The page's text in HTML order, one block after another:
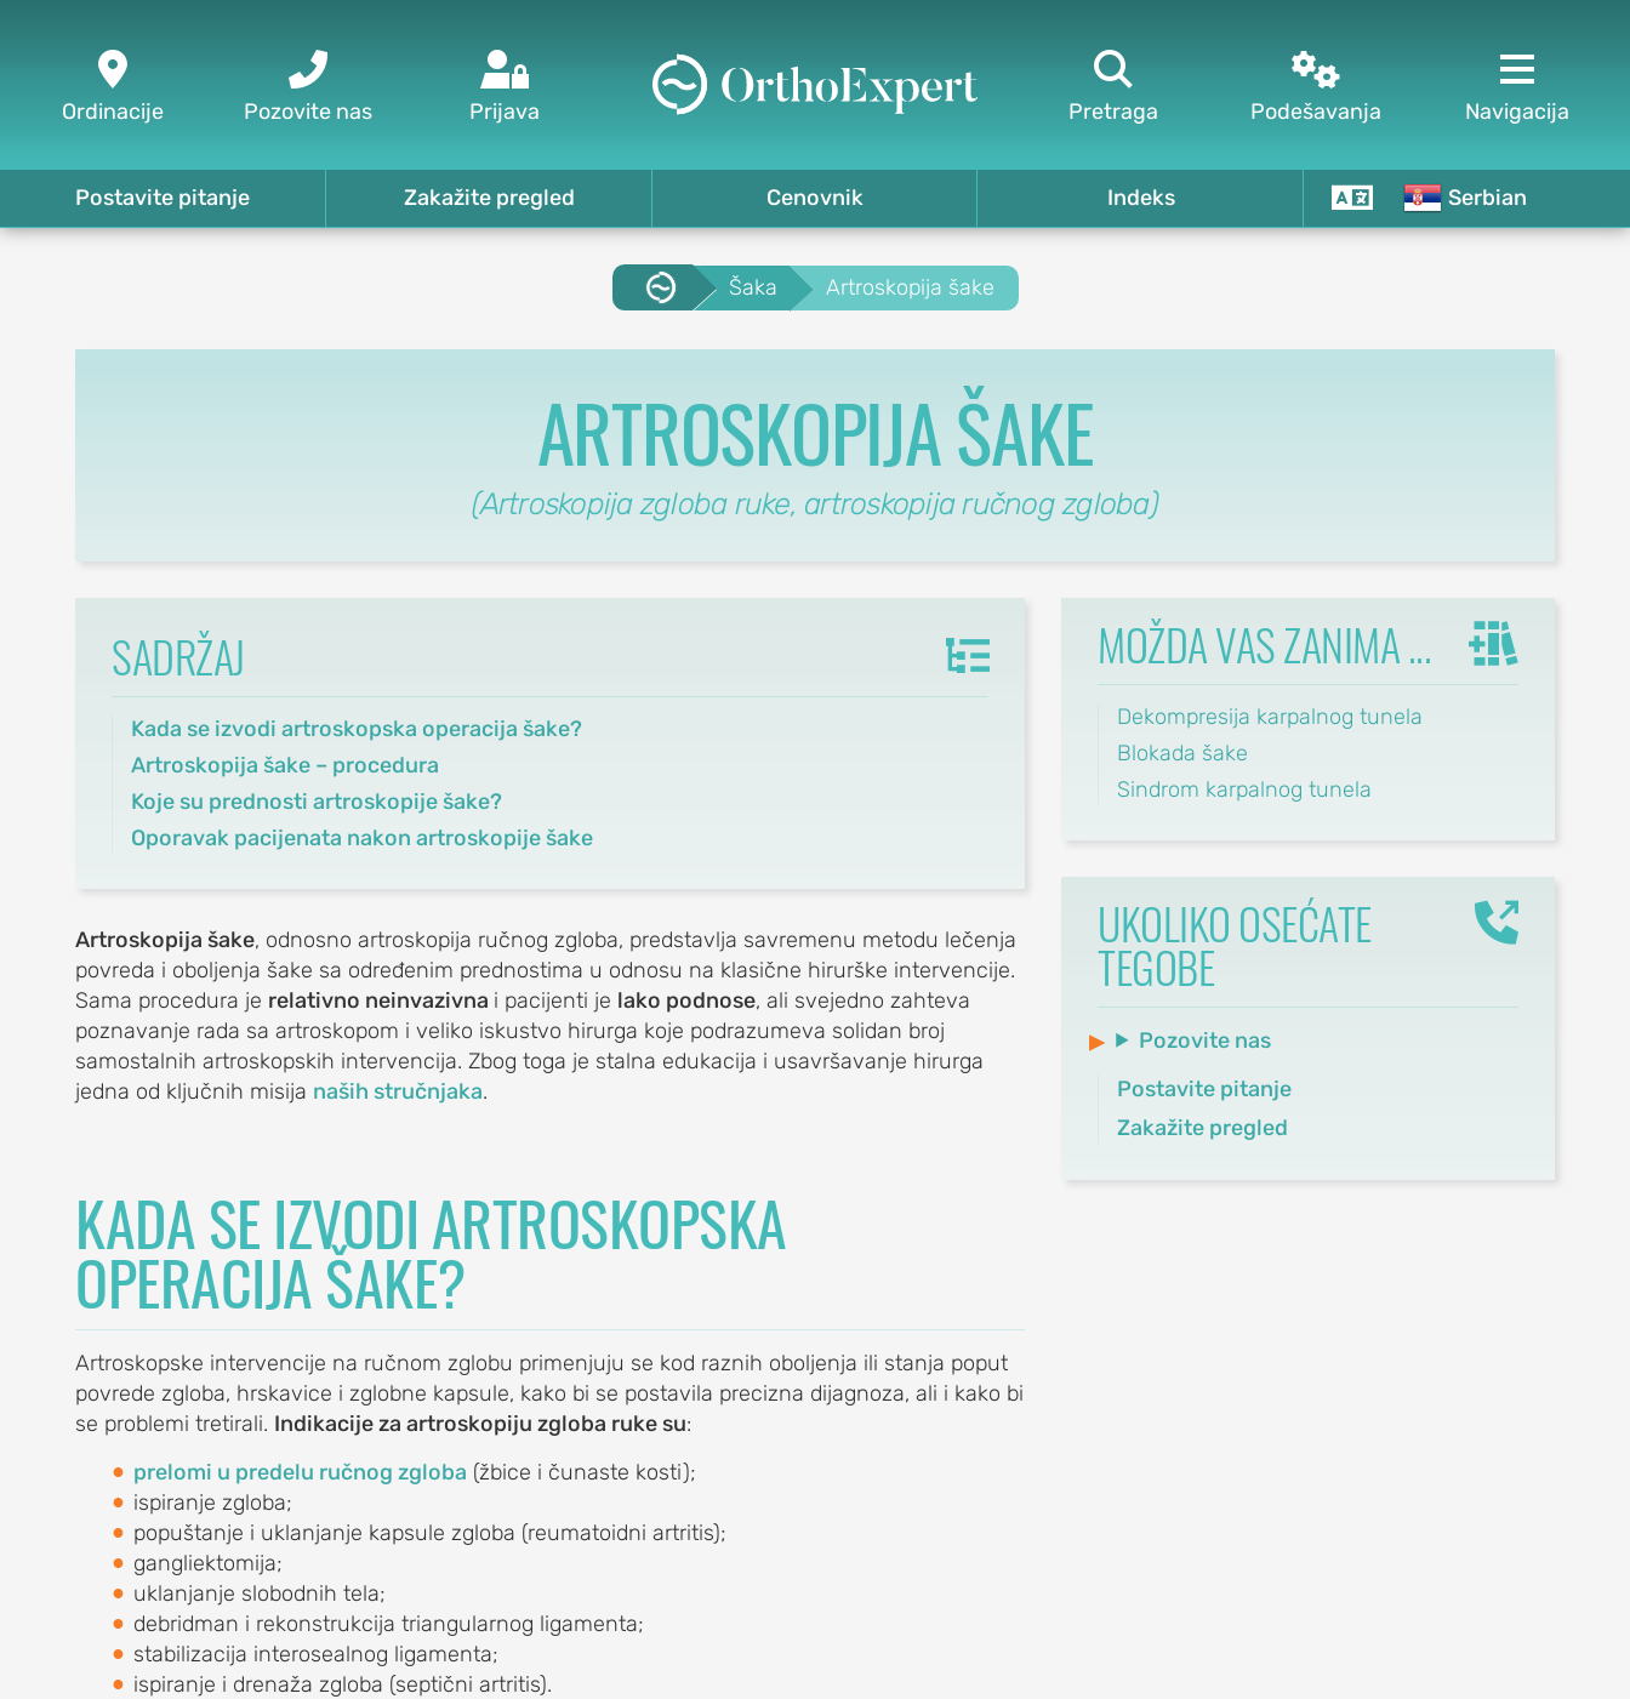

Ordinacije

Pozovite nas

Prijava

Pretraga

Podešavanja

Navigacija
Postavite pitanje Zakažite pregled Cenovnik Indeks Serbian
burzitis)
kapsulitis)
krilata lopatica
OrthoExpert
Beograd
(060) 032-320-8
office@orthoexpert.rs
Svetog Save 32/8,
Beograd, Srbija
(060) 032-320-9
office-
nis@orthoexpert.rs
Svetosavska 20, Niš,
Srbija
office@orthoexpert.me
Ankarski bulevar 35 L1,
Podgorica, Crna Gora
. Šaka Artroskopija šake
ARTROSKOPIJA ŠAKE
(Artroskopija zgloba ruke, artroskopija ručnog zgloba)
SADRŽAJ
Kada se izvodi artroskopska operacija šake?
Artroskopija šake – procedura
Koje su prednosti artroskopije šake?
Oporavak pacijenata nakon artroskopije šake
Artroskopija šake, odnosno artroskopija ručnog zgloba, predstavlja savremenu metodu lečenja
povreda i oboljenja šake sa određenim prednostima u odnosu na klasične hirurške intervencije.
Sama procedura je relativno neinvazivna i pacijenti je lako podnose, ali svejedno zahteva
poznavanje rada sa artroskopom i veliko iskustvo hirurga koje podrazumeva solidan broj
samostalnih artroskopskih intervencija. Zbog toga je stalna edukacija i usavršavanje hirurga
jedna od ključnih misija naših stručnjaka.
KADA SE IZVODI ARTROSKOPSKA
OPERACIJA ŠAKE?
Artroskopske intervencije na ručnom zglobu primenjuju se kod raznih oboljenja ili stanja poput
povrede zgloba, hrskavice i zglobne kapsule, kako bi se postavila precizna dijagnoza, ali i kako bi
se problemi tretirali. Indikacije za artroskopiju zgloba ruke su:
prelomi u predelu ručnog zgloba (žbice i čunaste kosti);
ispiranje zgloba;
popuštanje i uklanjanje kapsule zgloba (reumatoidni artritis);
gangliektomija;
uklanjanje slobodnih tela;
debridman i rekonstrukcija triangularnog ligamenta;
stabilizacija interosealnog ligamenta;
ispiranje i drenaža zgloba (septični artritis).
MOŽDA VAS ZANIMA ...
Dekompresija karpalnog tunela
Blokada šake
Sindrom karpalnog tunela
UKOLIKO OSEĆATE
TEGOBE
Pozovite nas
Postavite pitanje
Zakažite pregled